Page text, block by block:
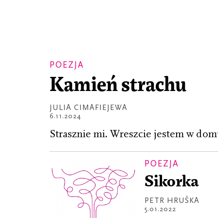
POEZJA
Kamień strachu
JULIA CIMAFIEJEWA
6.11.2024
Strasznie mi. Wreszcie jestem w
POEZJA
Sikorka
PETR HRUŠKA
5.01.2022